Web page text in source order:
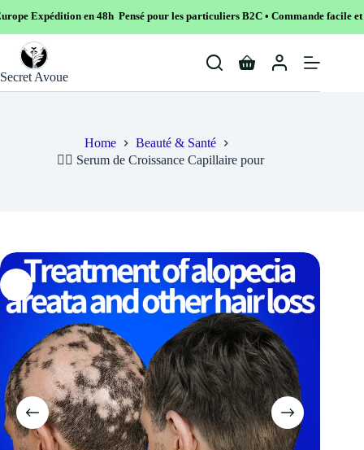
en 48h Pensé pour les particuliers B2C • Commande facile et sécurisé
content
Secret Avoue
Shopping
Home
Beauté & Santé
💇‍♀️ Serum de Croissance Capillaire pour